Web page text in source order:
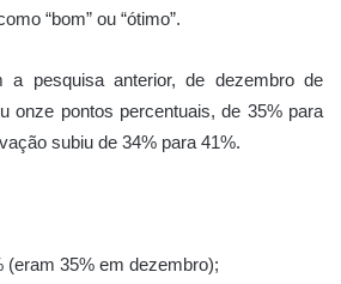
“bom” ou “ótimo”.
a pesquisa anterior, de dezembro de
onze pontos percentuais, de 35% para
subiu de 34% para 41%.
(eram 35% em dezembro);